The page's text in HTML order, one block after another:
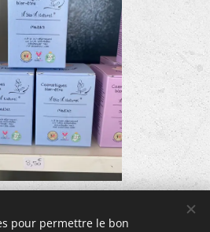
pour permettre le bon